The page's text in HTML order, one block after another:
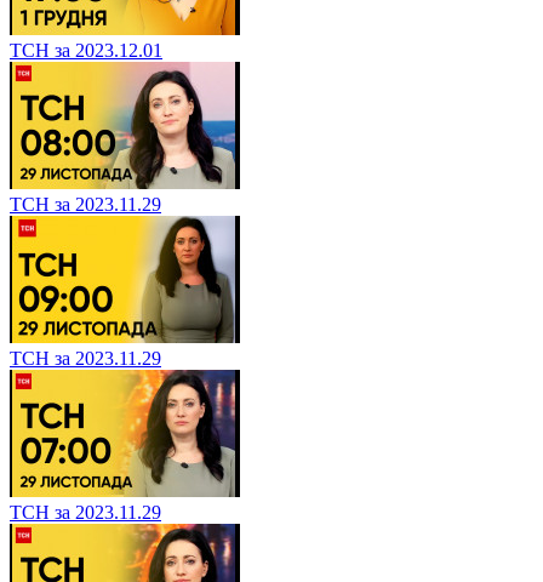
ТСН за 2023.12.01
ТСН за 2023.11.29
ТСН за 2023.11.29
ТСН за 2023.11.29